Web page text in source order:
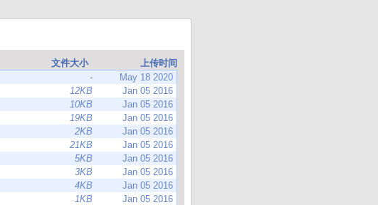
文件大小
上传时间
-
May 18 2020
12KB
Jan 05 2016
10KB
Jan 05 2016
19KB
Jan 05 2016
2KB
Jan 05 2016
21KB
Jan 05 2016
5KB
Jan 05 2016
3KB
Jan 05 2016
4KB
Jan 05 2016
1KB
Jan 05 2016